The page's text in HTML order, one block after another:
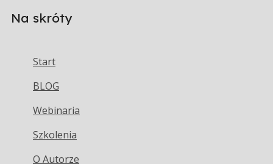
Na skróty
Start
BLOG
Webinaria
Szkolenia
O Autorze